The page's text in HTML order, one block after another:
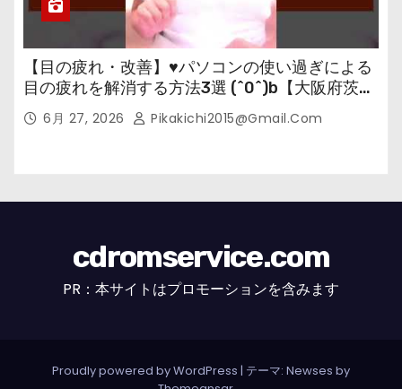
【目の疲れ・改善】♥パソコンの使い過ぎによる
目の疲れを解消する方法3選 (^0^)b【大阪府茨木
市の女性・美容鍼灸・整体師が教えます。】
6月 27, 2026 Pikakichi2015@gmail.com
cdromservice.com
PR：本サイトはプロモーションを含みます
Proudly powered by WordPress | テーマ: Newses by